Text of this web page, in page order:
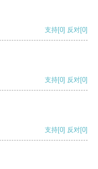
支持[0] 反对[0]
支持[0] 反对[0]
支持[0] 反对[0]